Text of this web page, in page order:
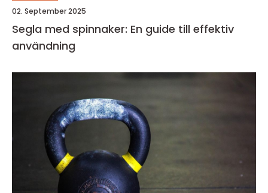
02. September 2025
Segla med spinnaker: En guide till effektiv
användning